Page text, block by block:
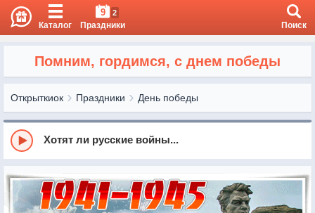
Каталог
9 2
Праздники Поиск
Помним, гордимся, с днем победы
Открыткиок Праздники День победы
Хотят ли русские войны...